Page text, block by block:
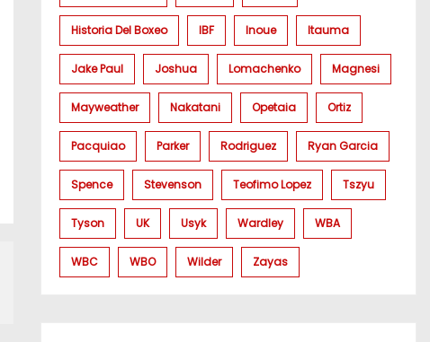
Historia Del Boxeo IBF Inoue Itauma
Jake Paul Joshua Lomachenko Magnesi
Mayweather Nakatani Opetaia Ortiz
Pacquiao Parker Rodriguez Ryan Garcia
Spence Stevenson Teofimo Lopez Tszyu
Tyson UK Usyk Wardley WBA
WBC WBO Wilder Zayas